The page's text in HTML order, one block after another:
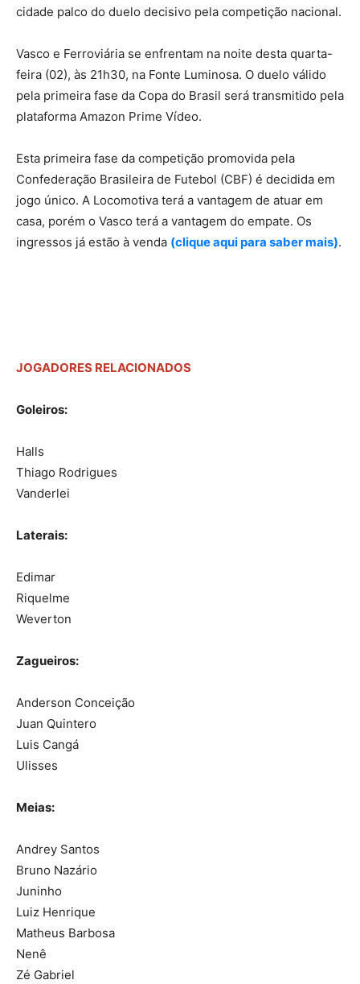
cidade palco do duelo decisivo pela competição nacional.
Vasco e Ferroviária se enfrentam na noite desta quarta-
feira (02), às 21h30, na Fonte Luminosa. O duelo válido
pela primeira fase da Copa do Brasil será transmitido pela
plataforma Amazon Prime Vídeo.
Esta primeira fase da competição promovida pela
Confederação Brasileira de Futebol (CBF) é decidida em
jogo único. A Locomotiva terá a vantagem de atuar em
casa, porém o Vasco terá a vantagem do empate. Os
ingressos já estão à venda (clique aqui para saber mais).
JOGADORES RELACIONADOS
Goleiros:
Halls
Thiago Rodrigues
Vanderlei
Laterais:
Edimar
Riquelme
Weverton
Zagueiros:
Anderson Conceição
Juan Quintero
Luis Cangá
Ulisses
Meias:
Andrey Santos
Bruno Nazário
Juninho
Luiz Henrique
Matheus Barbosa
Nenê
Zé Gabriel